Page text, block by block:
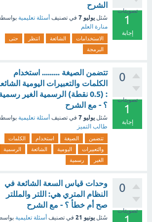
تصويتات
1
إجابة
الشرح
سُئل يوليو 7 في تصنيف أسئلة تعليمية
منارة العلم
الاستخدامات الشائعة انتظر
حتى
البرمجة
0
تصويتات
1
إجابة
تتضمن الصيغة ......... استخدام
الكلمات والتعبيرات اليومية
: (0.5 نقطة) الرسمية الغير
؟ - مع الشرح
سُئل يوليو 7 في تصنيف أسئلة تعليمية
طالب التميز
تتضمن الصيغة استخدام
الكلمات
والتعبيرات
اليومية الشائعة
الرسمية
الغير
رسمية
0
تصويتات
وحدات قياس السعة الشائعة في
النظام المتري هي: اللتر والمللتر
صح أم خطأ ؟ - مع الشرح
سُئل يونيو 21 في تصنيف أسئلة تعليمية